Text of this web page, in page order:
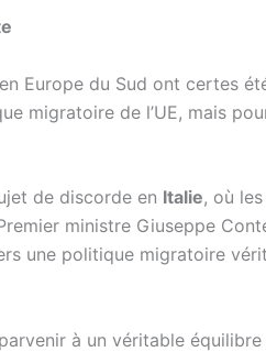
Europe du Sud ont certes
migratoire de l’UE, mais
de discorde en Italie, où
ministre Giuseppe
une politique migratoire
à un véritable